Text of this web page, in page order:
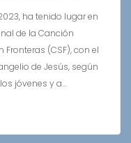
ha tenido lugar en
de la Canción
(CSF), con el
de Jesús, según
jóvenes y a…